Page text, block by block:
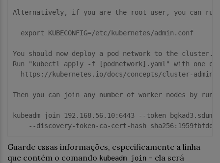
Alternatively, if you are the root user, you can
export KUBECONFIG=/etc/kubernetes/admin.conf
You should now deploy a pod network to the cluster.
Run
"kubectl apply -f [podnetwork].yaml" with one of
https://kubernetes.io/docs/concepts/cluster-
Then you can join any number of worker nodes by
kubeadm join 192.168.56.10: 6443
--token
--discovery-token-ca-cert-hash
Guarde essas informações, especificamente a linha
que contém o comando kubeadm join – ela será